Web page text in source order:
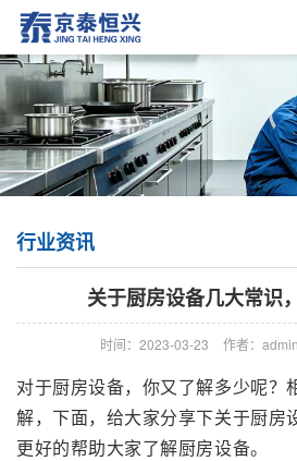
行业资讯
关于厨房设备几大常识
时间：2023-03-23 作者：admin
对于厨房设备，你又了解多少呢？
解，下面，给大家分享下关于厨房
更好的帮助大家了解厨房设备。